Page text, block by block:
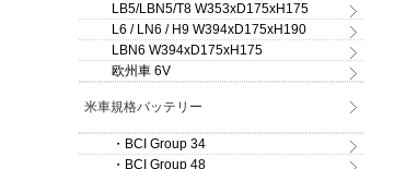
LB5/LBN5/T8 W353xD175xH175
L6 / LN6 / H9 W394xD175xH190
LBN6 W394xD175xH175
欧州車 6V
米車規格バッテリー
・BCI Group 34
・BCI Group 48